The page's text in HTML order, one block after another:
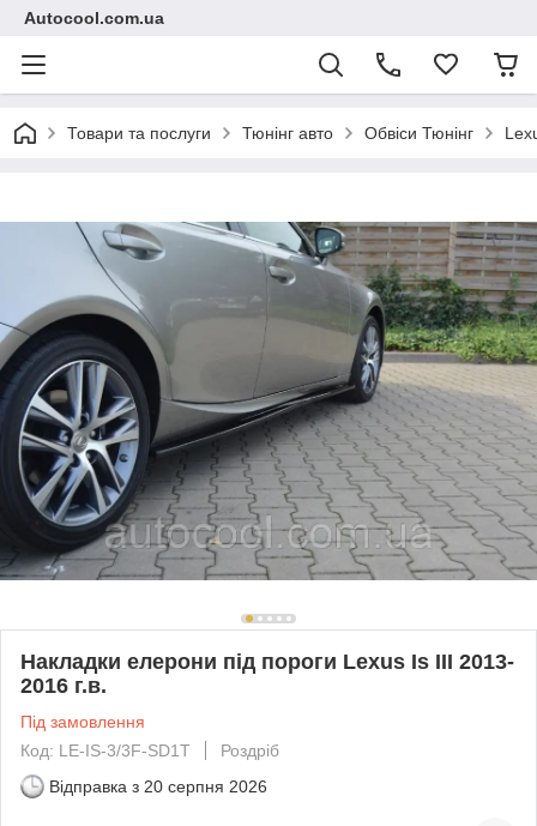
Autocool.com.ua
Товари та послуги Тюнінг авто Обвіси Тюнінг
Накладки елерони під пороги Lexus Is III 2013-
2016 г.в.
Під замовлення
Код: LE-IS-3/3F-SD1T
Роздріб
Відправка з 20 серпня 2026